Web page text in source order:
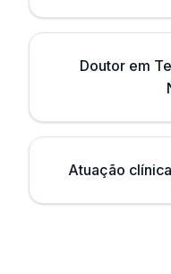
Doutor em
Atuação